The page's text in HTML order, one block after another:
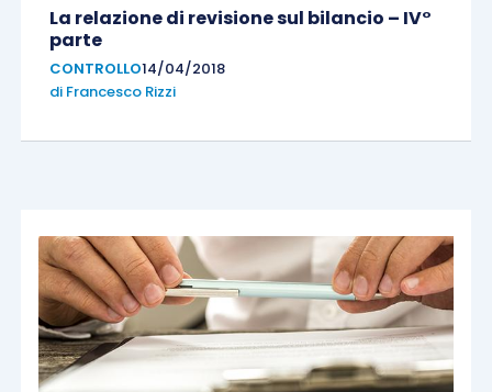
La relazione di revisione sul bilancio – IV°
parte
CONTROLLO14/04/2018
di Francesco Rizzi